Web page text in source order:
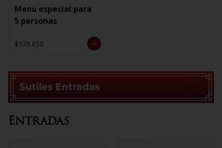
Menu especial para
5 personas
$125.850
Entradas